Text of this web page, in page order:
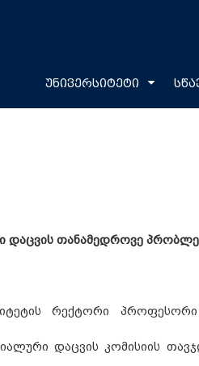
უნივერსიტეტი
თანამედროვე
რექტორი
დაცვის კომისიის